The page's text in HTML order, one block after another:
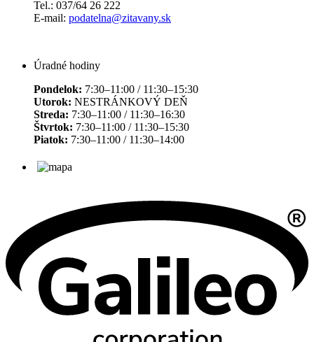
Tel.: 037/64 26 222
E-mail: podatelna@zitavany.sk
Úradné hodiny
Pondelok: 7:30–11:00 / 11:30–15:30
Utorok: NESTRÁNKOVÝ DEŇ
Streda: 7:30–11:00 / 11:30–16:30
Štvrtok: 7:30–11:00 / 11:30–15:30
Piatok: 7:30–11:00 / 11:30–14:00